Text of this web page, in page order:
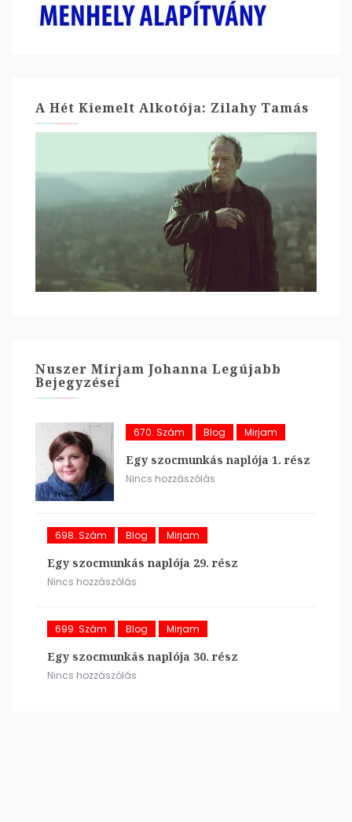
A Hét Kiemelt Alkotója: Zilahy Tamás
Nuszer Mirjam Johanna Legújabb
Bejegyzései
670. Szám Blog Mirjam
Egy szocmunkás naplója 1. rész
Nincs hozzászólás
698. Szám Blog Mirjam
Egy szocmunkás naplója 29. rész
Nincs hozzászólás
699. Szám Blog Mirjam
Egy szocmunkás naplója 30. rész
Nincs hozzászólás